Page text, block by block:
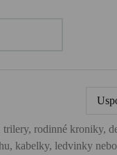
rodinné kroniky,
kabelky, ledvinky